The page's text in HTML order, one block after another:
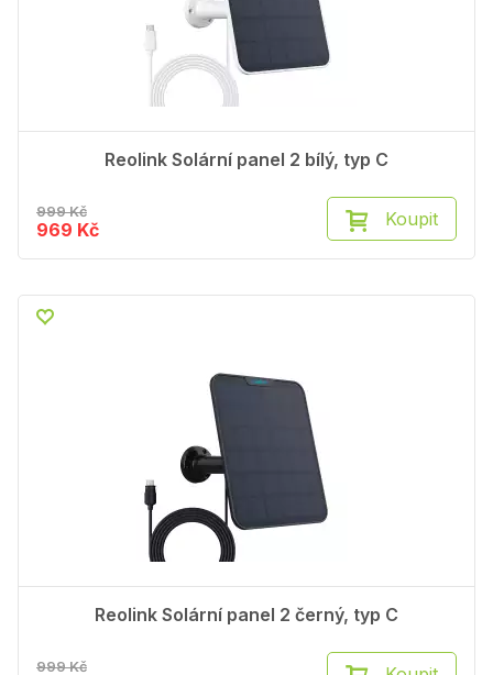
Reolink Solární panel 2 bílý, typ C
999 Kč
969 Kč Koupit
Reolink Solární panel 2 černý, typ C
999 Kč